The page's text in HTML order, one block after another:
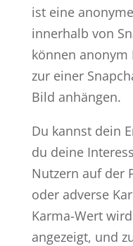
ist eine
innerhalb von
können anonym
zur einer
Bild anhängen.
Du kannst dein
du deine
Nutzern auf der
oder adverse
Karma-Wert
angezeigt, und